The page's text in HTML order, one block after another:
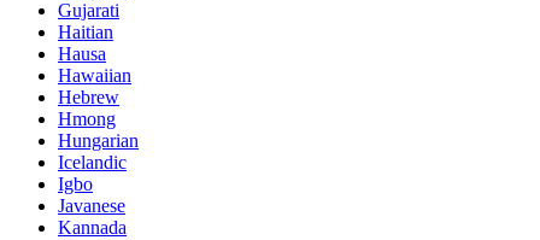
Gujarati
Haitian
Hausa
Hawaiian
Hebrew
Hmong
Hungarian
Icelandic
Igbo
Javanese
Kannada